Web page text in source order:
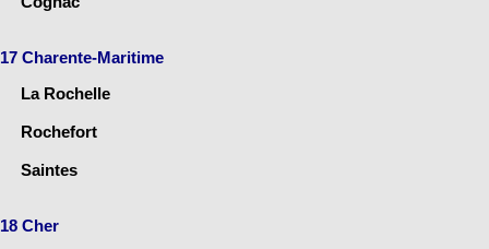
17 Charente-Maritime
La Rochelle
Rochefort
Saintes
18 Cher